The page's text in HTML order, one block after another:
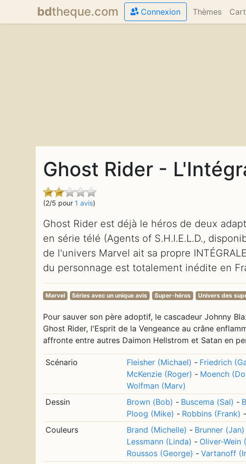
bdtheque.com Connexion Thèmes
Ghost Rider -
(2/5 pour 1 avis)
Ghost Rider est déjà le héros de deux
en série télé (Agents of S.H.I.E.L.D.,
de l'univers Marvel ait sa propre
du personnage est totalement inédite en
Marvel Séries avec un unique avis Super-héros Univers des
Pour sauver son père adoptif, le cascadeur Johnny
Ghost Rider, l'Esprit de la Vengeance au crâne
affronte entre autres Daimon Hellstrom et Satan en
Scénario Fleisher (Michael) - Friedrich
McKenzie (Roger) - Moench
Wolfman (Marv)
Dessin
Brown (Bob) - Buscema (Sal) -
Ploog (Mike) - Robbins (Frank) -
Couleurs
Brand (Michelle) - Brunner (Jan)
Lessmann (Linda) - Oliver-Wein
Roussos (George) - Vartanoff